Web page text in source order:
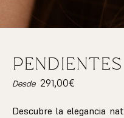
Desde 291,00€
Descubre la elegancia